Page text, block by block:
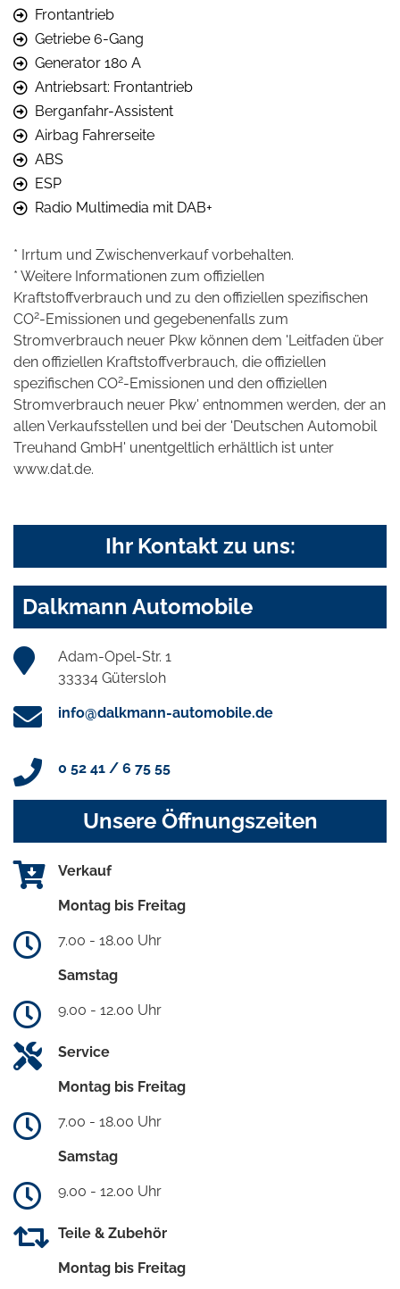
Frontantrieb
Getriebe 6-Gang
Generator 180 A
Antriebsart: Frontantrieb
Berganfahr-Assistent
Airbag Fahrerseite
ABS
ESP
Radio Multimedia mit DAB+
* Irrtum und Zwischenverkauf vorbehalten.
* Weitere Informationen zum offiziellen
Kraftstoffverbrauch und zu den offiziellen spezifischen
CO2-Emissionen und gegebenenfalls zum
Stromverbrauch neuer Pkw können dem 'Leitfaden über
den offiziellen Kraftstoffverbrauch, die offiziellen
spezifischen CO2-Emissionen und den offiziellen
Stromverbrauch neuer Pkw' entnommen werden, der an
allen Verkaufsstellen und bei der 'Deutschen Automobil
Treuhand GmbH' unentgeltlich erhältlich ist unter
www.dat.de.
Ihr Kontakt zu uns:
Dalkmann Automobile
Adam-Opel-Str. 1
33334 Gütersloh
info@dalkmann-automobile.de
0 52 41 / 6 75 55
Unsere Öffnungszeiten
Verkauf
Montag bis Freitag
7.00 - 18.00 Uhr
Samstag
9.00 - 12.00 Uhr
Service
Montag bis Freitag
7.00 - 18.00 Uhr
Samstag
9.00 - 12.00 Uhr
Teile & Zubehör
Montag bis Freitag